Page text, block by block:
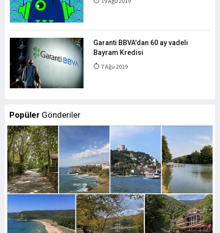
Garanti BBVA'dan 60 ay vadeli
Bayram Kredisi
7 Ağu 2019
Popüler Gönderiler